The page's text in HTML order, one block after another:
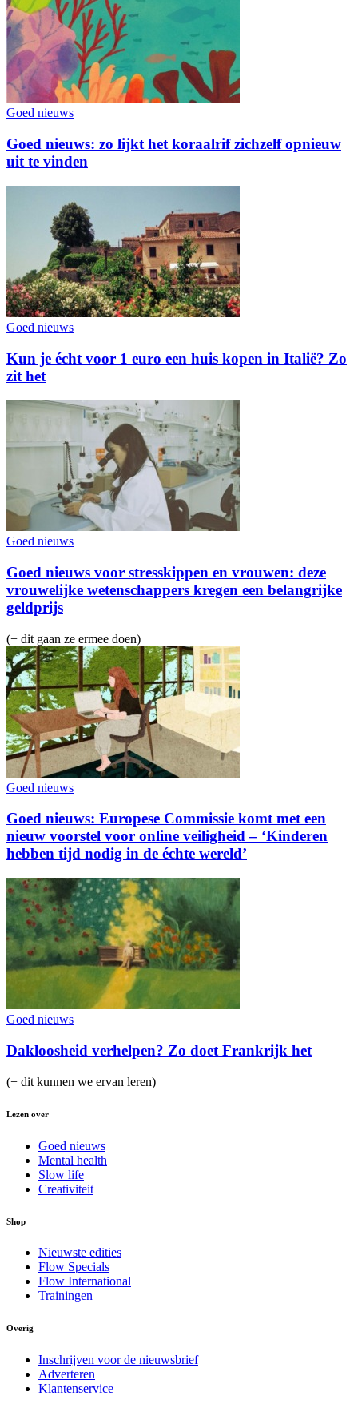
Goed nieuws
Goed nieuws: zo lijkt het koraalrif zichzelf opnieuw
uit te vinden
Goed nieuws
Kun je écht voor 1 euro een huis kopen in Italië? Zo
zit het
Goed nieuws
Goed nieuws voor stresskippen en vrouwen: deze
vrouwelijke wetenschappers kregen een belangrijke
geldprijs
(+ dit gaan ze ermee doen)
Goed nieuws
Goed nieuws: Europese Commissie komt met een
nieuw voorstel voor online veiligheid – ‘Kinderen
hebben tijd nodig in de échte wereld’
Goed nieuws
Dakloosheid verhelpen? Zo doet Frankrijk het
(+ dit kunnen we ervan leren)
Lezen over
Goed nieuws
Mental health
Slow life
Creativiteit
Shop
Nieuwste edities
Flow Specials
Flow International
Trainingen
Overig
Inschrijven voor de nieuwsbrief
Adverteren
Klantenservice